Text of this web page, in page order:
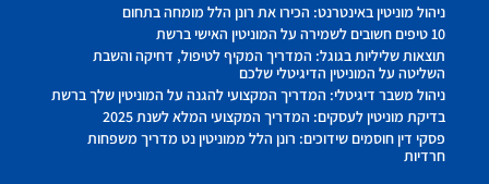
ניהול מוניטין באינטרנט: הכירו את רונן הלל מומחה בתחום
10 טיפים חשובים לשמירה על המוניטין האישי ברשת
תוצאות שליליות בגוגל: המדריך המקיף לטיפול, דחיקה והשבת
השליטה על המוניטין הדיגיטלי שלכם
ניהול משבר דיגיטלי: המדריך המקצועי להגנה על המוניטין שלך ברשת
בדיקת מוניטין לעסקים: המדריך המקצועי המלא לשנת 2025
פסקי דין חוסמים שידוכים: רונן הלל ממוניטין נט מדריך משפחות
חרדיות